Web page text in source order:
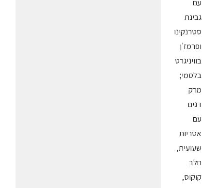
עם
גבינת
סטרנקינו
ופרמז'ן
בוויניגרט
בלסמי;
מרק
דגים
עם
אטריות
שעועית,
חלב
קוקוס,